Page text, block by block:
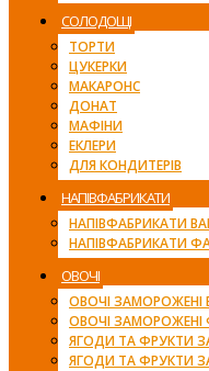
СОЛОДОЩІ
ТОРТИ
ЦУКЕРКИ
МАКАРОНС
ДОНАТ
МАФІНИ
ЕКЛЕРИ
ДЛЯ КОНДИТЕРІВ
НАПІВФАБРИКАТИ
НАПІВФАБРИКАТИ
НАПІВФАБРИКАТИ
ОВОЧІ
ОВОЧІ ЗАМОРОЖЕНІ
ОВОЧІ ЗАМОРОЖЕНІ
ЯГОДИ ТА ФРУКТИ
ЯГОДИ ТА ФРУКТИ